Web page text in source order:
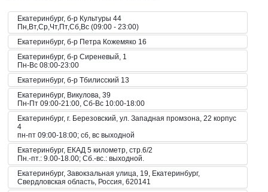
Екатеринбург, б-р Культуры 44
Пн,Вт,Ср,Чт,Пт,Сб,Вс (09:00 - 23:00)
Екатеринбург, б-р Петра Кожемяко 16
Екатеринбург, б-р Сиреневый, 1
Пн-Вс 08:00-23:00
Екатеринбург, б-р Тбилисский 13
Екатеринбург, Викулова, 39
Пн-Пт 09:00-21:00, Сб-Вс 10:00-18:00
Екатеринбург, г. Березовский, ул. Западная промзона, 22 корпус
4
пн-пт 09:00-18:00; сб, вс выходной
Екатеринбург, ЕКАД 5 километр, стр.6/2
Пн.-пт.: 9.00-18.00; Сб.-вс.: выходной.
Екатеринбург, Завокзальная улица, 19, Екатеринбург,
Свердловская область, Россия, 620141